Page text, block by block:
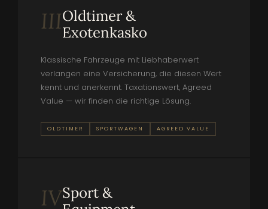
IIIOldtimer &
Exotenkasko
Klassische Fahrzeuge mit Liebhaberwert
verlangen eine Versicherung, die diesen Wert
kennt und anerkennt. Taxationswert, Agreed
Value — wir finden die richtige Lösung.
OLDTIMER SPORTWAGEN AGREED VALUE
IVSport &